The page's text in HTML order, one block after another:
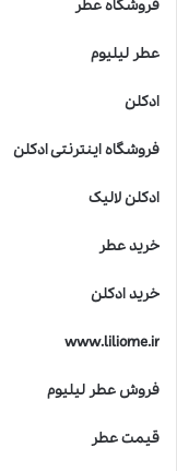
فروشگاه عطر
عطر لیلیوم
ادکلن
فروشگاه اینترنتی ادکلن
ادکلن لالیک
خرید عطر
خرید ادکلن
www.liliome.ir
فروش عطر لیلیوم
قیمت عطر